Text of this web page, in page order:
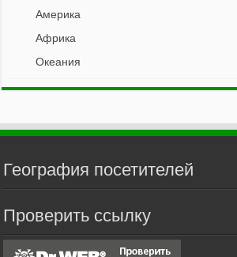
Америка
Африка
Океания
География посетителей
Проверить ссылку